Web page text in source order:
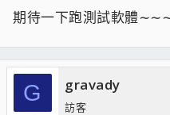
期待一下跑測試軟體
G gravady
訪客